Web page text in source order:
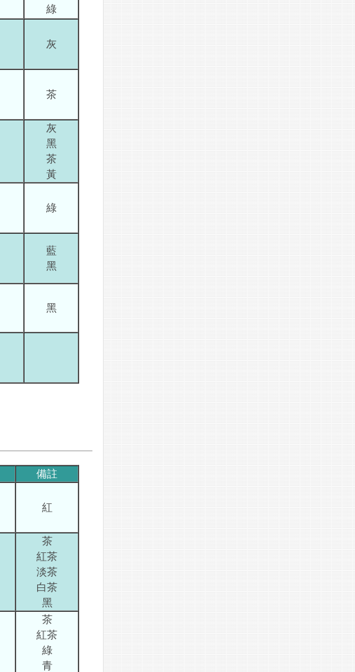
綠
灰
茶
灰
黑
茶
黃
綠
藍
黑
黑
備註
紅
茶
紅茶
淡茶
白茶
黑
茶
紅茶
綠
青